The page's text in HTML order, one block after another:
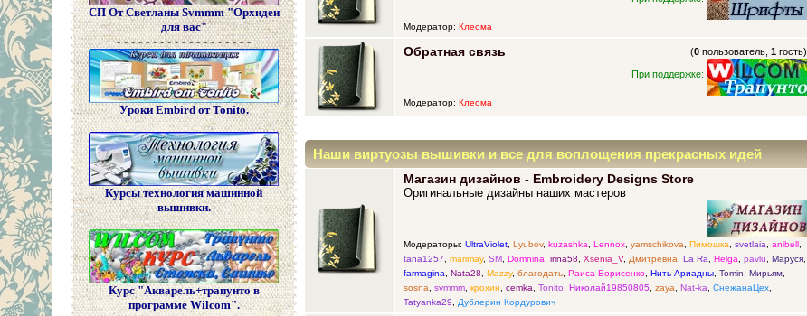
СП От Светланы Svmmm "Орхидеи
для вас"
- - - - - - - - - - - - - - - - - - -
Уроки Embird от Tonito.
Курсы технология машинной
вышивки.
Курс "Акварель+трапунто в
программе Wilcom".
Модератор: Клеома
Обратная связь (0 пользователь,1 гость)
При поддержке:
Модератор: Клеома
Наши виртуозы вышивки и все для воплощения прекрасных идей
Магазин дизайнов - Embroidery Designs Store
Оригинальные дизайны наших мастеров
Модераторы: UltraViolet, Lyubov, kuzashka, Lennox, yamschikova, Пимошка, svetlaia, anibell,
tana1257, marimay, SM, Domnina, irina58, Xsenia_V, Дмитревна, La Ra, Helga, pavlu, Маруся,
farmagina, Nata28, Mazzy, благодать, Раиса Борисенко, Нить Ариадны, Tomin, Мирьям,
sosna, svmmm, крохин, cemka, Tonito, Николай19850805, zaya, Nat-ka, СнежанаЦех,
Tatyanka29, Дублерин Кордурович